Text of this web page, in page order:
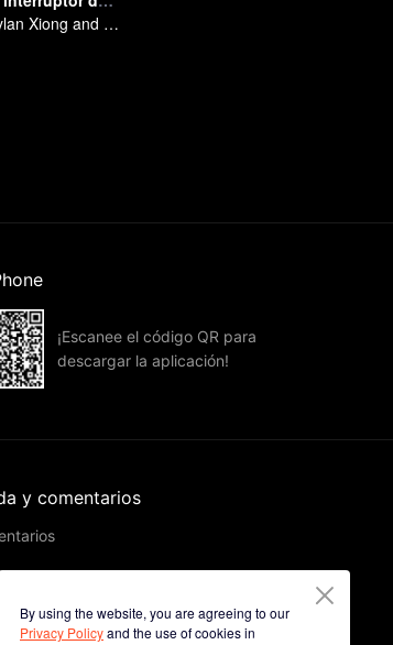
Dylan Xiong and Lai Yumeng's sweet love story
By using the website, you are agreeing to our
Privacy Policyand the use of cookies in
¡Escanee el código QR para
descargar la aplicación!
y comentarios